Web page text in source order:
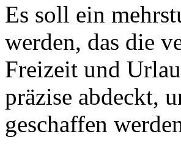
Es soll ein
werden, das die
Freizeit und
präzise abdeckt,
geschaffen